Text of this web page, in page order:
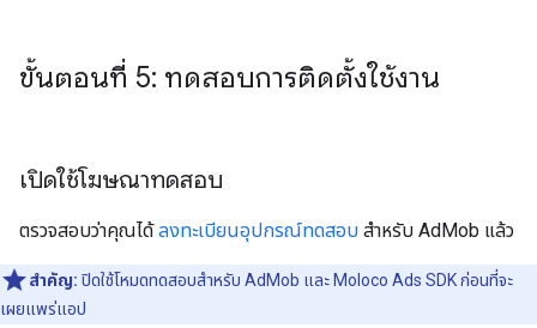
ขั้นตอนที่ 5: ทดสอบการติดตั้งใช้งาน
เปิดใช้โฆษณาทดสอบ
ตรวจสอบว่าคุณได้ลงทะเบียนอุปกรณ์ทดสอบ สำหรับ AdMob แล้ว
สำคัญ: ปิดใช้โหมดทดสอบสำหรับ AdMob และ Moloco Ads SDK ก่อนที่จะ
เผยแพร่แอป